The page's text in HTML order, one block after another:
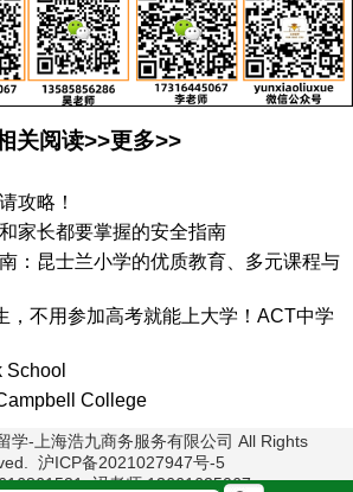
关阅读>>更多>>
攻略！
家长都要掌握的安全指南
：昆士兰小学的优质教育、多元课程与
，不用参加高考就能上大学！ACT中学
School
College
学-上海浩九商务服务有限公司 All Rights
沪ICP备2021027947号-5
冯老师:13661625067